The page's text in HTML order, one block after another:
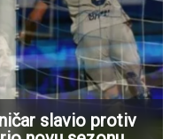
slavio protiv